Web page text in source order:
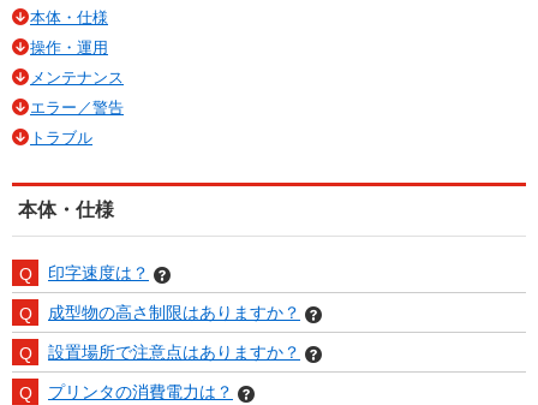
本体・仕様
操作・運用
メンテナンス
エラー／警告
トラブル
本体・仕様
印字速度は？
成型物の高さ制限はありますか？
設置場所で注意点はありますか？
プリンタの消費電力は？